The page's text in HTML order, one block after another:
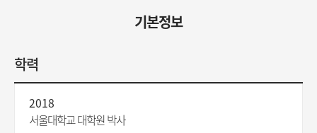
기본정보
학력
2018
서울대학교 대학원 박사